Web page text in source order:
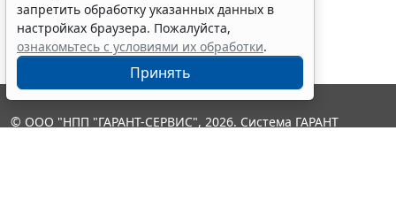
запретить обработку указанных данных в
настройках браузера. Пожалуйста,
ознакомьтесь с условиями их обработки.
Принять
© ООО "НПП "ГАРАНТ-СЕРВИС", 2026. Система ГАРАНТ